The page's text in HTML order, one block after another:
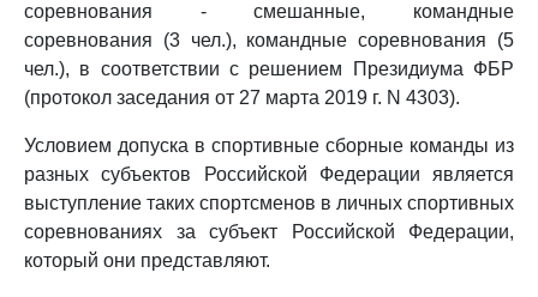
соревнования - смешанные, командные
соревнования (3 чел.), командные соревнования (5
чел.), в соответствии с решением Президиума ФБР
(протокол заседания от 27 марта 2019 г. N 4303).
Условием допуска в спортивные сборные команды из
разных субъектов Российской Федерации является
выступление таких спортсменов в личных спортивных
соревнованиях за субъект Российской Федерации,
который они представляют.